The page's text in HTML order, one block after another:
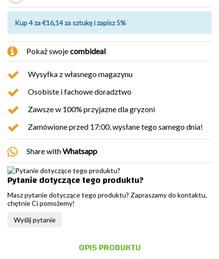
Kup 4 za €16,14 za sztukę i zapisz 5%
Pokaż swojecombideal
Wysyłka z własnego magazynu
Osobiste i fachowe doradztwo
Zawsze w 100% przyjazne dla gryzoni
Zamówione przed 17:00, wysłane tego samego dnia!
Share withWhatsapp
Pytanie dotyczące tego produktu?
Masz pytanie dotyczące tego produktu? Zapraszamy do kontaktu,
chętnie Ci pomożemy!
Wyślij pytanie
OPIS PRODUKTU